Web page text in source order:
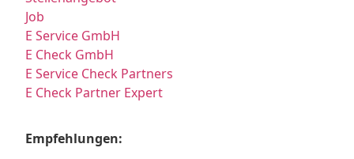
Job
E Service GmbH
E Check GmbH
E Service Check Partners
E Check Partner Expert
Empfehlungen: